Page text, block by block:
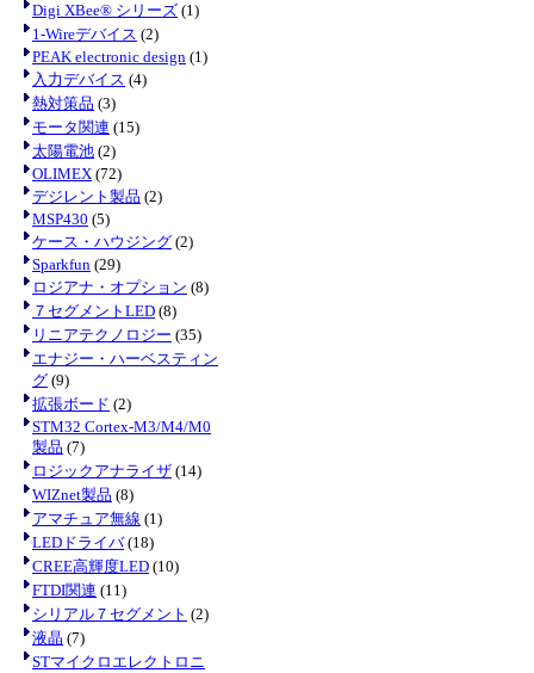
Digi XBee® シリーズ (1)
1-Wireデバイス (2)
PEAK electronic design (1)
入力デバイス (4)
熱対策品 (3)
モータ関連 (15)
太陽電池 (2)
OLIMEX (72)
デジレント製品 (2)
MSP430 (5)
ケース・ハウジング (2)
Sparkfun (29)
ロジアナ・オプション (8)
７セグメントLED (8)
リニアテクノロジー (35)
エナジー・ハーベスティン
グ (9)
拡張ボード (2)
STM32 Cortex-M3/M4/M0
製品 (7)
ロジックアナライザ (14)
WIZnet製品 (8)
アマチュア無線 (1)
LEDドライバ(18)
CREE高輝度LED (10)
FTDI関連 (11)
シリアル７セグメント (2)
液晶 (7)
STマイクロエレクトロニ